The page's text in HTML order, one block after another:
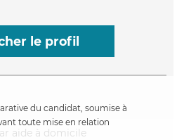
le profil
du candidat, soumise à
toute mise en relation